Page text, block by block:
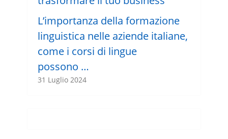
L’importanza della formazione
linguistica nelle aziende italiane,
come i corsi di lingue
possono …
31 Luglio 2024